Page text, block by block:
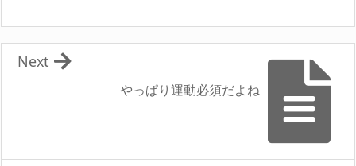
やっぱり運動必須だよね
Next